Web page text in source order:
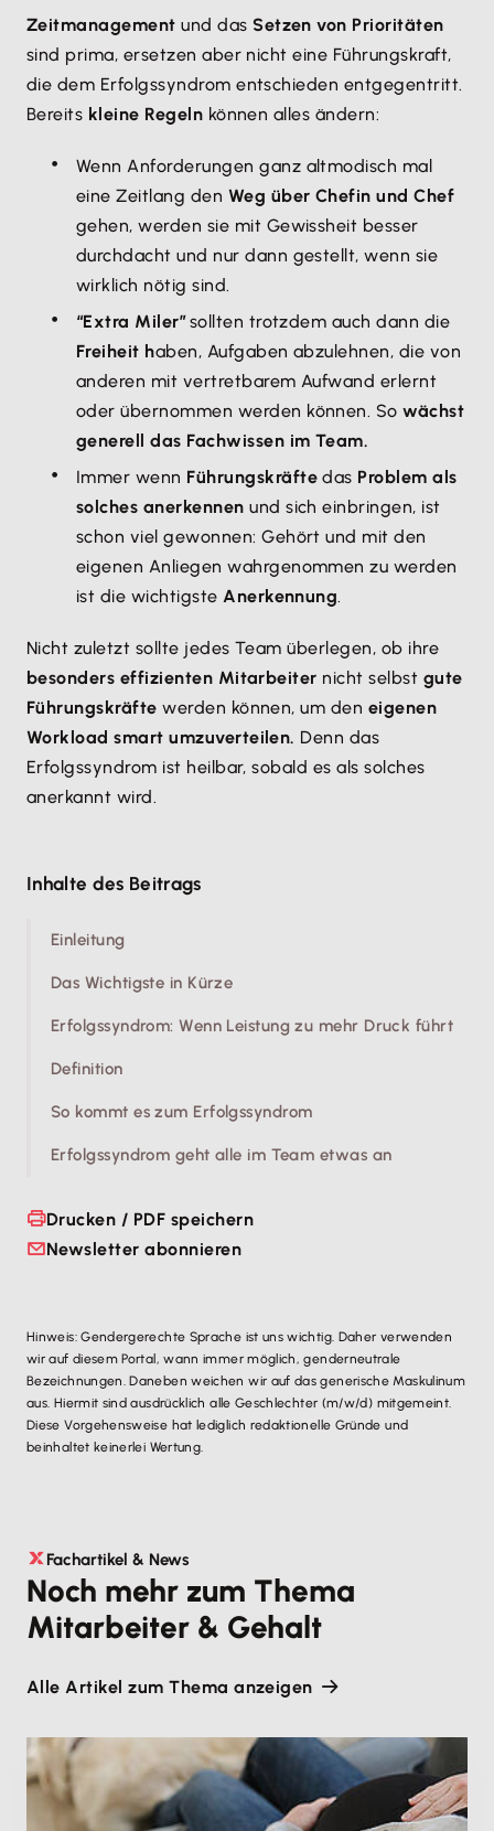
Zeitmanagement und dasSetzen von Prioritäten
sind prima, ersetzen aber nicht eine Führungskraft,
die dem Erfolgssyndrom entschieden entgegentritt.
Bereits kleine Regeln können alles ändern:
Wenn Anforderungen ganz altmodisch mal
eine Zeitlang den Weg über Chefin und Chef
gehen, werden sie mit Gewissheit besser
durchdacht und nur dann gestellt, wenn sie
wirklich nötig sind.
“Extra Miler”sollten trotzdem auch dann die
Freiheit haben, Aufgaben abzulehnen, die von
anderen mit vertretbarem Aufwand erlernt
oder übernommen werden können. Sowächst
generell das Fachwissen im Team.
Immer wenn Führungskräfte das Problem als
solches anerkennen und sich einbringen, ist
schon viel gewonnen: Gehört und mit den
eigenen Anliegen wahrgenommen zu werden
ist die wichtigsteAnerkennung.
Nicht zuletzt sollte jedes Team überlegen, ob ihre
besonders effizienten Mitarbeiter nicht selbst gute
Führungskräfte werden können, um den eigenen
Workload smart umzuverteilen. Denn das
Erfolgssyndrom ist heilbar, sobald es als solches
anerkannt wird.
Inhalte des Beitrags
Einleitung
Das Wichtigste in Kürze
Erfolgssyndrom: Wenn Leistung zu mehr Druck führt
Definition
So kommt es zum Erfolgssyndrom
Erfolgssyndrom geht alle im Team etwas an
Drucken / PDF speichern
Newsletter abonnieren
Hinweis: Gendergerechte Sprache ist uns wichtig. Daher verwenden
wir auf diesem Portal, wann immer möglich, genderneutrale
Bezeichnungen. Daneben weichen wir auf das generische Maskulinum
aus. Hiermit sind ausdrücklich alle Geschlechter (m/w/d) mitgemeint.
Diese Vorgehensweise hat lediglich redaktionelle Gründe und
beinhaltet keinerlei Wertung.
Fachartikel & News
Noch mehr zum Thema
Mitarbeiter & Gehalt
Alle Artikel zum Thema anzeigen